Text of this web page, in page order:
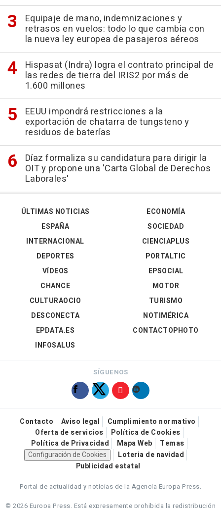
Equipaje de mano, indemnizaciones y
retrasos en vuelos: todo lo que cambia con
la nueva ley europea de pasajeros aéreos
Hispasat (Indra) logra el contrato principal de
las redes de tierra del IRIS2 por más de
1.600 millones
EEUU impondrá restricciones a la
exportación de chatarra de tungsteno y
residuos de baterías
Díaz formaliza su candidatura para dirigir la
OIT y propone una 'Carta Global de Derechos
Laborales'
ÚLTIMAS NOTICIAS
ESPAÑA
INTERNACIONAL
DEPORTES
VÍDEOS
ECONOMÍA
SOCIEDAD
CIENCIAPLUS
PORTALTIC
EPSOCIAL
CHANCE
CULTURAOCIO
DESCONECTA
EPDATA.ES
INFOSALUS
MOTOR
TURISMO
NOTIMÉRICA
CONTACTOPHOTO
SÍGUENOS
Contacto Aviso legal
Cumplimiento normativo
Oferta de servicios
Política de Cookies
Política de Privacidad
Mapa Web
Temas
Configuración de Cookies
Loteria de navidad
Publicidad estatal
Portal de actualidad y noticias de la Agencia Europa Press.
© 2026 Europa Press. Está expresamente prohibida la redistribución